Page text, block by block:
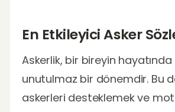
En Etkileyici Asker
Askerlik, bir bireyin
unutulmaz bir dönemdir. Bu
askerleri desteklemek ve